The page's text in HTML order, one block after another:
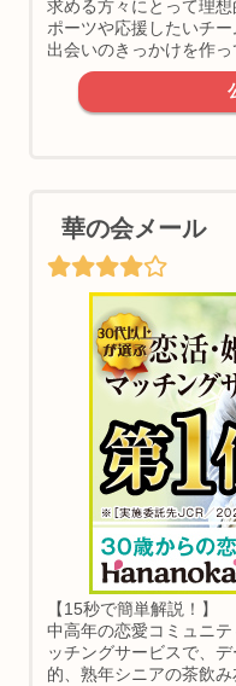
求める方々にとって理
ポーツや応援したいチ
出会いのきっかけを作
華の会メール
【15秒で簡単解説！】
中高年の恋愛コミュニ
ッチングサービスで、
的、熟年シニアの茶飲